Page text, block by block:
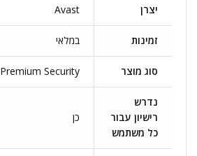
יצרן Avast
זמינות במלאי
סוג מוצר Premium Security
נדרש
רישיון עבור
כל משתמש
כן